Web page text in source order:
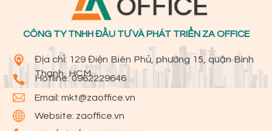
CÔNG TY TNHH ĐẦU TƯ VÀ PHÁT TRIỂN ZA OFFICE
Địa chỉ: 129 Điện Biên Phủ, phường 15, quận Bình
Thạnh, HCM
Hotline:0962229646
Email:mkt@zaoffice.vn
Website: zaoffice.vn